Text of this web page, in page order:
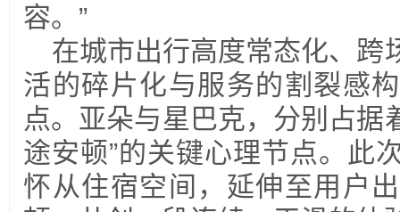
容。”
在城市出行高度常态化、跨
活的碎片化与服务的割裂感
点。亚朵与星巴克，分别占据
途安顿”的关键心理节点。此
怀从住宿空间，延伸至用户